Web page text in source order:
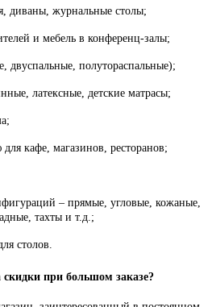
диваны, журнальные столы;
и мебель в конференц-залы;
двуспальные, полутораспальные);
латексные, детские матрасы;
кафе, магазинов, ресторанов;
– прямые, угловые, кожаные,
тахты и т.д.;
столов.
при большом заказе?